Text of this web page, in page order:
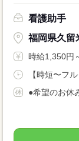
看護助手
福岡県久留
時給1,350円
【時短〜フ
●希望のお休